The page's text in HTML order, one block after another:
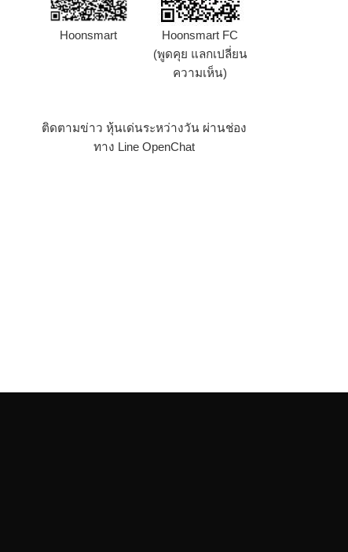
Hoonsmart
Hoonsmart FC
(พูดคุย แลกเปลี่ยน
ความเห็น)
ติดตามข่าว หุ้นเด่นระหว่างวัน ผ่านช่อง
ทาง Line OpenChat